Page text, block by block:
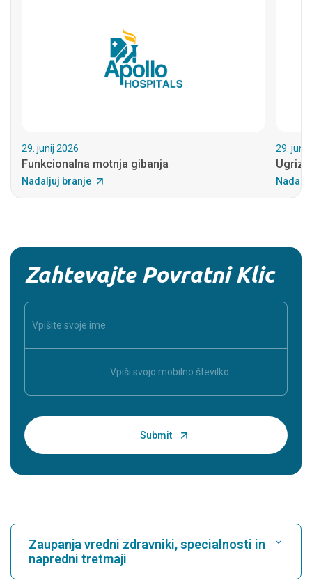
29. junij 2026
Funkcionalna motnja gibanja
Nadaljuj branje
29. junij
Ugrizi
Zahtevajte Povratni Klic
Zaupanja vredni zdravniki, specialnosti in
napredni tretmaji